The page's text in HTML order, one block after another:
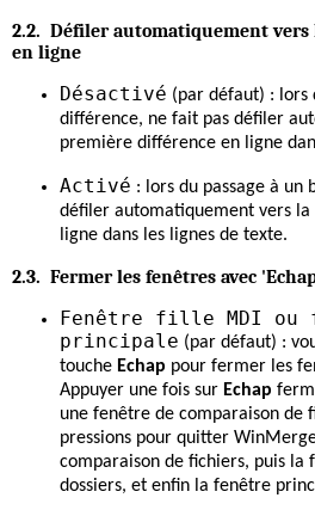
2.2. Défiler automatiquement
en ligne
Désactivé (par défaut) : lors
différence, ne fait pas défiler
première différence en ligne
Activé : lors du passage à
défiler automatiquement vers
ligne dans les lignes de texte.
2.3. Fermer les fenêtres avec '
Fenêtre fille MDI ou
principale (par défaut) :
touche Echap pour fermer les
Appuyer une fois sur Echap
une fenêtre de comparaison de
pressions pour quitter
comparaison de fichiers, puis la
dossiers, et enfin la fenêtre